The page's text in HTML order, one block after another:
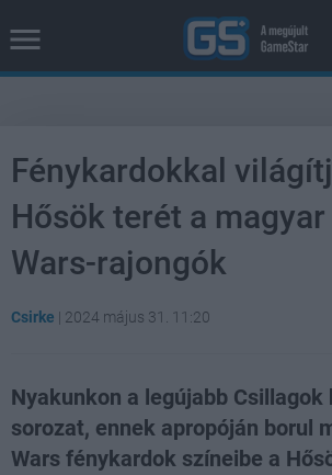
Fénykardokkal
Hősök terét a magyar
Wars-rajongók
Csirke | 2024 május 31. 11:20
Nyakunkon a legújabb Csillagok
sorozat, ennek apropóján borul
Wars fénykardok színeibe a